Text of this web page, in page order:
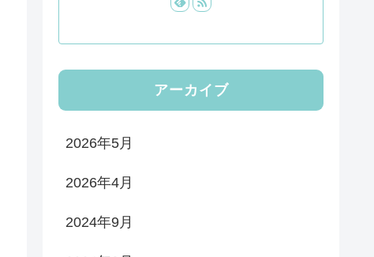
アーカイブ
2026年5月
2026年4月
2024年9月